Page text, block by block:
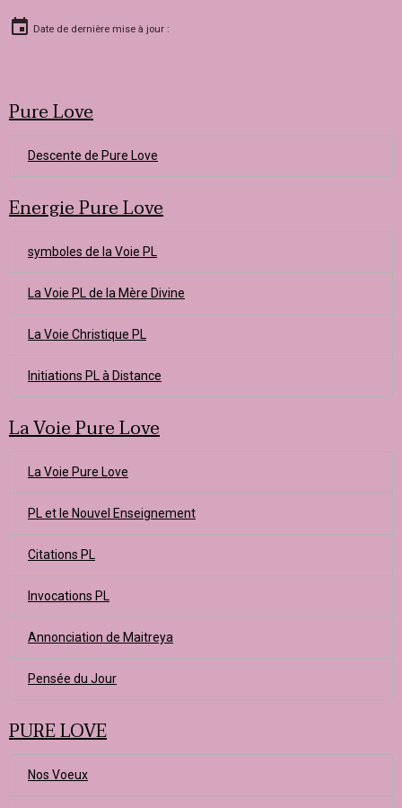
Date de dernière mise à jour :
Pure Love
Descente de Pure Love
Energie Pure Love
symboles de la Voie PL
La Voie PL de la Mère Divine
La Voie Christique PL
Initiations PL à Distance
La Voie Pure Love
La Voie Pure Love
PL et le Nouvel Enseignement
Citations PL
Invocations PL
Annonciation de Maitreya
Pensée du Jour
PURE LOVE
Nos Voeux